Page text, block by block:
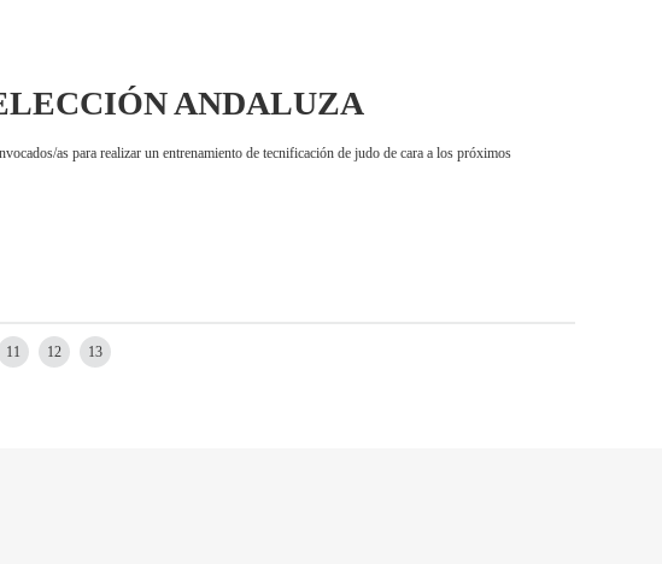
ANDALUZA
as para realizar un entrenamiento de tecnificación de judo de cara a los próximos
11 12 13